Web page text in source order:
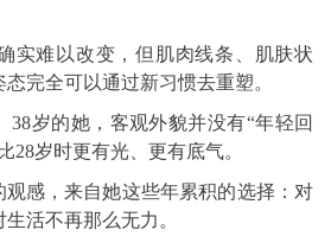
实难以改变，但肌肉线条、肌肤状
完全可以通过新习惯去重塑。
38岁的她，客观外貌并没有“年轻回
28岁时更有光、更有底气。
观感，来自她这些年累积的选择：对
活不再那么无力。